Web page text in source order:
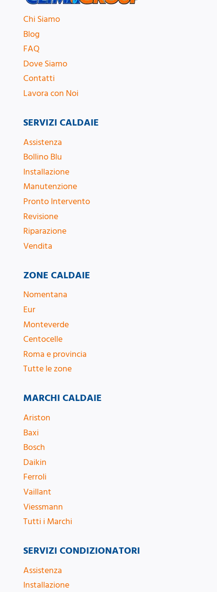
Chi Siamo
Blog
FAQ
Dove Siamo
Contatti
Lavora con Noi
SERVIZI CALDAIE
Assistenza
Bollino Blu
Installazione
Manutenzione
Pronto Intervento
Revisione
Riparazione
Vendita
ZONE CALDAIE
Nomentana
Eur
Monteverde
Centocelle
Roma e provincia
Tutte le zone
MARCHI CALDAIE
Ariston
Baxi
Bosch
Daikin
Ferroli
Vaillant
Viessmann
Tutti i Marchi
SERVIZI CONDIZIONATORI
Assistenza
Installazione